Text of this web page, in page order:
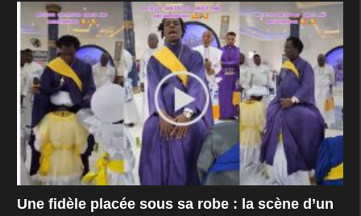
Une fidèle placée sous sa robe : la scène d’un